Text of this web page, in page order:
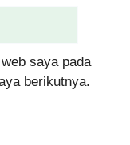
saya pada
berikutnya.